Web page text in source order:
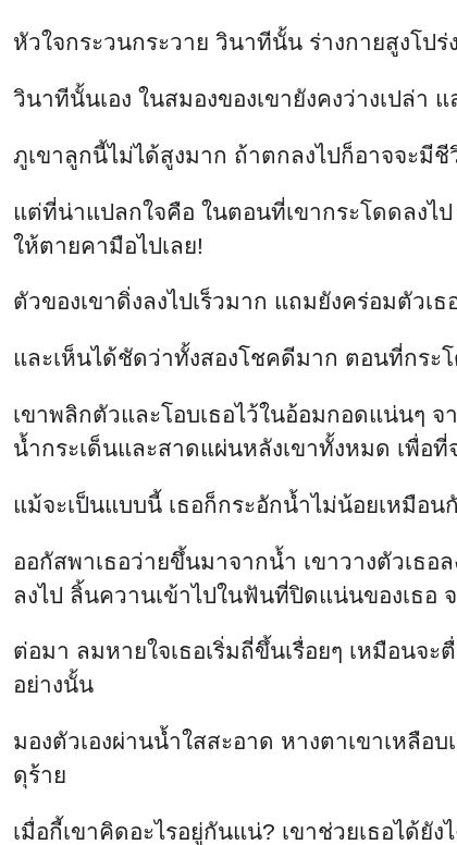
หัวใจกระวนกระวาย วินาทีนั้น ร่างกายสูงโปร่
วินาทีนั้นเอง ในสมองของเขายังคงว่างเปล่า
ภูเขาลูกนี้ไม่ได้สูงมาก ถ้าตกลงไปก็อาจจะมี
แต่ที่น่าแปลกใจคือ ในตอนที่เขากระโดดลงไ
ให้ตายคามือไปเลย!
ตัวของเขาดิ่งลงไปเร็วมาก แถมยังคร่อมตัวเ
และเห็นได้ชัดว่าทั้งสองโชคดีมาก ตอนที่กระ
เขาพลิกตัวและโอบเธอไว้ในอ้อมกอดแน่นๆ
น้ำกระเด็นและสาดแผ่นหลังเขาทั้งหมด เพื่อที่
แม้จะเป็นแบบนี้ เธอก็กระอักน้ำไม่น้อยเหมือ
ออกัสพาเธอว่ายขึ้นมาจากน้ำ เขาวางตัวเธ
ลงไป ลิ้นควานเข้าไปในฟันที่ปิดแน่นของเธอ
ต่อมา ลมหายใจเธอเริ่มถี่ขึ้นเรื่อยๆ เหมือนจ
อย่างนั้น
มองตัวเองผ่านน้ำใสสะอาด หางตาเขาเหลือ
ดุร้าย
เมื่อกี้เขาคิดอะไรอยู่กันแน่? เขาช่วยเธอได้ยัง